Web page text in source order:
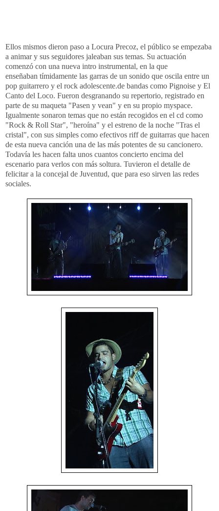
Ellos mismos dieron paso a Locura Precoz, el público se empezaba
a animar y sus seguidores jaleaban sus temas. Su actuación
comenzó con una nueva intro instrumental, en la que
enseñaban tímidamente las garras de un sonido que oscila entre un
pop guitarrero y el rock adolescente.de bandas como Pignoise y El
Canto del Loco. Fueron desgranando su repertorio, registrado en
parte de su maqueta "Pasen y vean" y en su propio myspace.
Igualmente sonaron temas que no están recogidos en el cd como
"Rock & Roll Star", "heroína" y el estreno de la noche "Tras el
cristal", con sus simples como efectivos riff de guitarras que hacen
de esta nueva canción una de las más potentes de su cancionero.
Todavía les hacen falta unos cuantos concierto encima del
escenario para verlos con más soltura. Tuvieron el detalle de
felicitar a la concejal de Juventud, que para eso sirven las redes
sociales.